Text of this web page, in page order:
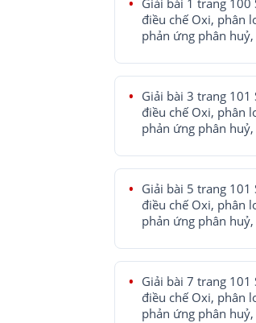
Giải bài 1 trang 100
điều chế Oxi, phân
phản ứng phân
Giải bài 3 trang 101
điều chế Oxi, phân
phản ứng phân
Giải bài 5 trang 101
điều chế Oxi, phân
phản ứng phân
Giải bài 7 trang 101
điều chế Oxi, phân
phản ứng phân